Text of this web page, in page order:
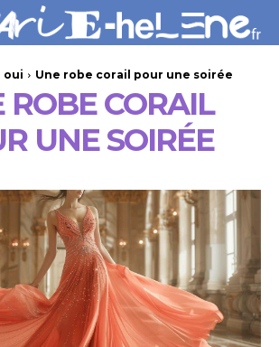
oui Une robe corail pour une soirée
ROBE CORAIL
UNE SOIRÉE